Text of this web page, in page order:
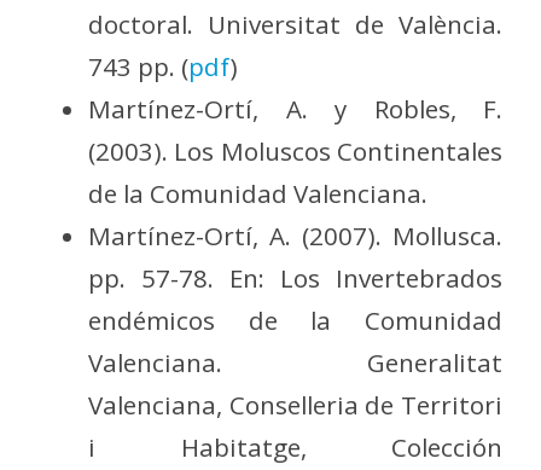
doctoral. Universitat de València.
743 pp. (pdf)
Martínez-Ortí, A. y Robles, F.
(2003). Los Moluscos Continentales
de la Comunidad Valenciana.
Martínez-Ortí, A. (2007). Mollusca.
pp. 57-78. En: Los Invertebrados
endémicos de la Comunidad
Valenciana. Generalitat
Valenciana, Conselleria de Territori
i Habitatge, Colección